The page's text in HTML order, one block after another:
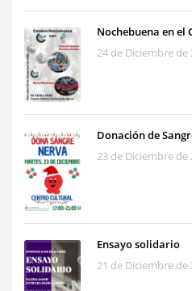
Nochebuena en el
24 de Diciembre de
Donación de
23 de Diciembre de
Ensayo solidario
21 de Diciembre de